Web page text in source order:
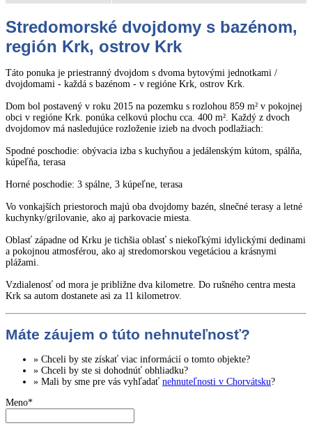
Stredomorské dvojdomy s bazénom,
región Krk, ostrov Krk
Táto ponuka je priestranný dvojdom s dvoma bytovými jednotkami /
dvojdomami - každá s bazénom - v regióne Krk, ostrov Krk.
Dom bol postavený v roku 2015 na pozemku s rozlohou 859 m² v pokojnej
obci v regióne Krk. ponúka celkovú plochu cca. 400 m². Každý z dvoch
dvojdomov má nasledujúce rozloženie izieb na dvoch podlažiach:
Spodné poschodie: obývacia izba s kuchyňou a jedálenským kútom, spálňa,
kúpeľňa, terasa
Horné poschodie: 3 spálne, 3 kúpeľne, terasa
Vo vonkajších priestoroch majú oba dvojdomy bazén, slnečné terasy a letné
kuchynky/grilovanie, ako aj parkovacie miesta.
Oblasť západne od Krku je tichšia oblasť s niekoľkými idylickými dedinami
a pokojnou atmosférou, ako aj stredomorskou vegetáciou a krásnymi
plážami.
Vzdialenosť od mora je približne dva kilometre. Do rušného centra mesta
Krk sa autom dostanete asi za 11 kilometrov.
Máte záujem o túto nehnuteľnosť?
» Chceli by ste získať viac informácií o tomto objekte?
» Chceli by ste si dohodnúť obhliadku?
» Mali by sme pre vás vyhľadať nehnuteľnosti v Chorvátsku?
Meno*